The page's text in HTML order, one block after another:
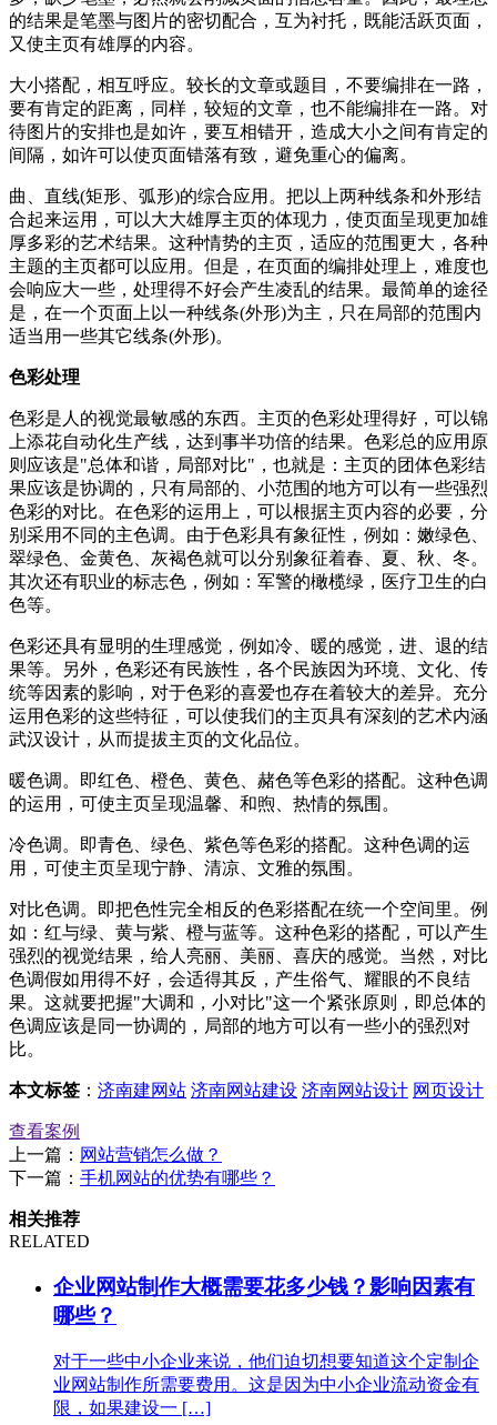
的结果是笔墨与图片的密切配合，互为衬托，既能活跃页面，
又使主页有雄厚的内容。
大小搭配，相互呼应。较长的文章或题目，不要编排在一路，
要有肯定的距离，同样，较短的文章，也不能编排在一路。对
待图片的安排也是如许，要互相错开，造成大小之间有肯定的
间隔，如许可以使页面错落有致，避免重心的偏离。
曲、直线(矩形、弧形)的综合应用。把以上两种线条和外形结
合起来运用，可以大大雄厚主页的体现力，使页面呈现更加雄
厚多彩的艺术结果。这种情势的主页，适应的范围更大，各种
主题的主页都可以应用。但是，在页面的编排处理上，难度也
会响应大一些，处理得不好会产生凌乱的结果。最简单的途径
是，在一个页面上以一种线条(外形)为主，只在局部的范围内
适当用一些其它线条(外形)。
色彩处理
色彩是人的视觉最敏感的东西。主页的色彩处理得好，可以锦
上添花自动化生产线，达到事半功倍的结果。色彩总的应用原
则应该是"总体和谐，局部对比"，也就是：主页的团体色彩结
果应该是协调的，只有局部的、小范围的地方可以有一些强烈
色彩的对比。在色彩的运用上，可以根据主页内容的必要，分
别采用不同的主色调。由于色彩具有象征性，例如：嫩绿色、
翠绿色、金黄色、灰褐色就可以分别象征着春、夏、秋、冬。
其次还有职业的标志色，例如：军警的橄榄绿，医疗卫生的白
色等。
色彩还具有显明的生理感觉，例如冷、暖的感觉，进、退的结
果等。另外，色彩还有民族性，各个民族因为环境、文化、传
统等因素的影响，对于色彩的喜爱也存在着较大的差异。充分
运用色彩的这些特征，可以使我们的主页具有深刻的艺术内涵
武汉设计，从而提拔主页的文化品位。
暖色调。即红色、橙色、黄色、赭色等色彩的搭配。这种色调
的运用，可使主页呈现温馨、和煦、热情的氛围。
冷色调。即青色、绿色、紫色等色彩的搭配。这种色调的运
用，可使主页呈现宁静、清凉、文雅的氛围。
对比色调。即把色性完全相反的色彩搭配在统一个空间里。例
如：红与绿、黄与紫、橙与蓝等。这种色彩的搭配，可以产生
强烈的视觉结果，给人亮丽、美丽、喜庆的感觉。当然，对比
色调假如用得不好，会适得其反，产生俗气、耀眼的不良结
果。这就要把握"大调和，小对比"这一个紧张原则，即总体的
色调应该是同一协调的，局部的地方可以有一些小的强烈对
比。
本文标签 ： 济南建网站 济南网站建设 济南网站设计 网页设计
查看案例
上一篇： 网站营销怎么做？
下一篇： 手机网站的优势有哪些？
相关推荐
RELATED
企业网站制作大概需要花多少钱？影响因素有
哪些？
对于一些中小企业来说，他们迫切想要知道这个定制企
业网站制作所需要费用。这是因为中小企业流动资金有
限，如果建设一 […]